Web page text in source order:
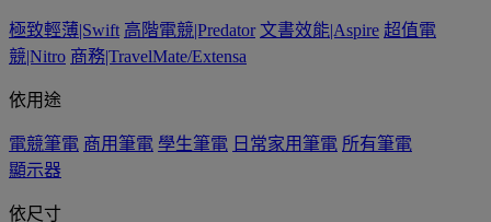
極致輕薄|Swift 高階電競|Predator 文書效能|Aspire 超值電
競|Nitro 商務|TravelMate/Extensa
依用途
電競筆電 商用筆電 學生筆電 日常家用筆電 所有筆電
顯示器
依尺寸